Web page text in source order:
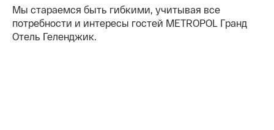
Мы стараемся быть гибкими, учитывая все
потребности и интересы гостей METROPOL Гранд
Отель Геленджик.